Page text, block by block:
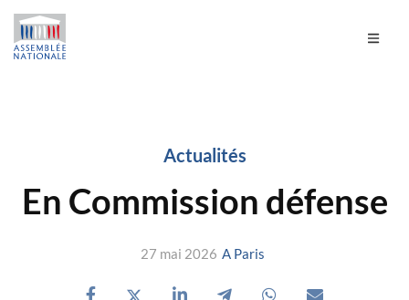
Actualités
En Commission défense
27 mai 2026 A Paris